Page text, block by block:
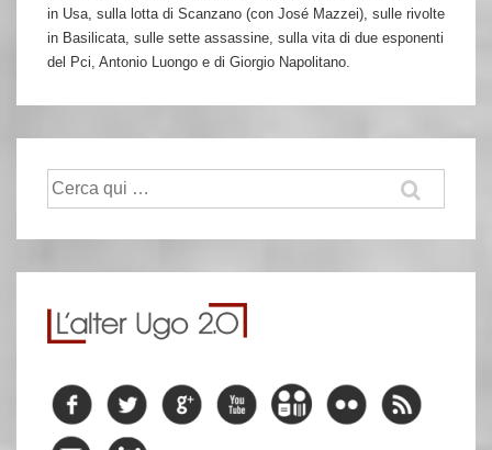
in Usa, sulla lotta di Scanzano (con José Mazzei), sulle rivolte
in Basilicata, sulle sette assassine, sulla vita di due esponenti
del Pci, Antonio Luongo e di Giorgio Napolitano.
Cerca: